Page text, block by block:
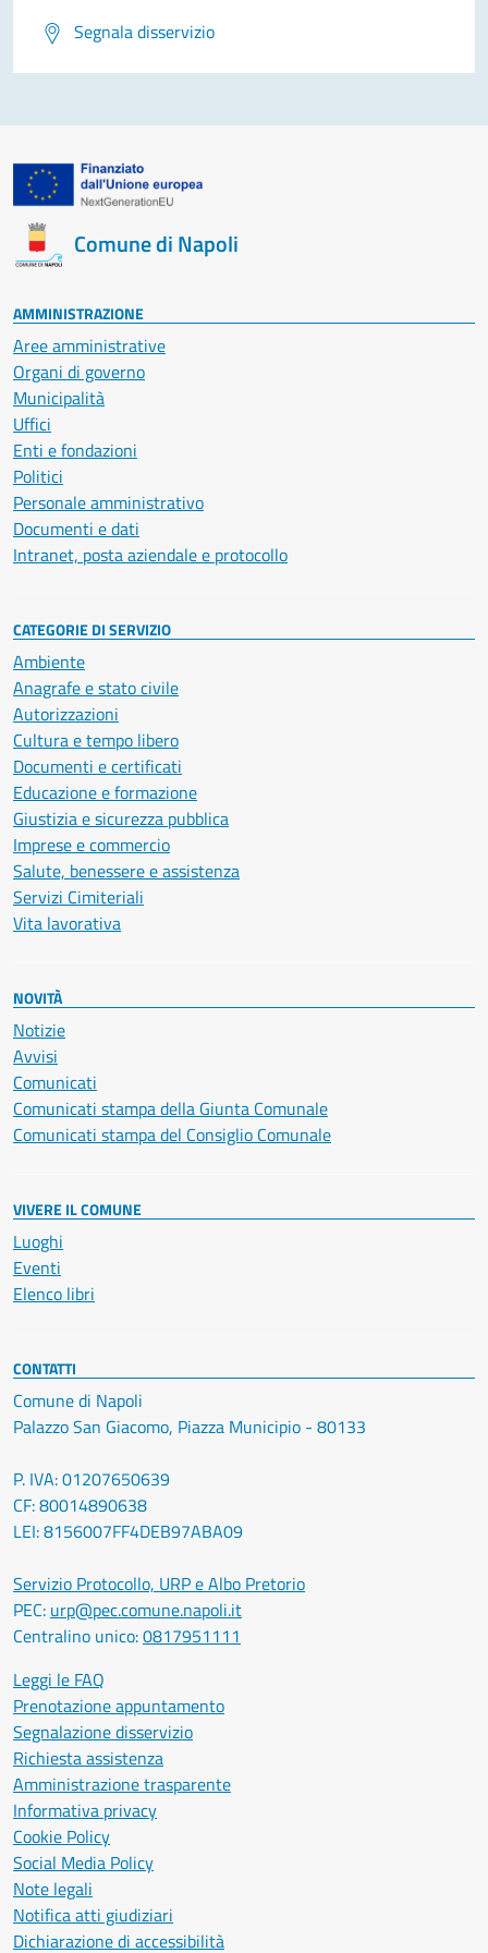
Segnala disservizio
Comune di Napoli
AMMINISTRAZIONE
Aree amministrative
Organi di governo
Municipalità
Uffici
Enti e fondazioni
Politici
Personale amministrativo
Documenti e dati
Intranet, posta aziendale e protocollo
CATEGORIE DI SERVIZIO
Ambiente
Anagrafe e stato civile
Autorizzazioni
Cultura e tempo libero
Documenti e certificati
Educazione e formazione
Giustizia e sicurezza pubblica
Imprese e commercio
Salute, benessere e assistenza
Servizi Cimiteriali
Vita lavorativa
NOVITÀ
Notizie
Avvisi
Comunicati
Comunicati stampa della Giunta Comunale
Comunicati stampa del Consiglio Comunale
VIVERE IL COMUNE
Luoghi
Eventi
Elenco libri
CONTATTI
Comune di Napoli
Palazzo San Giacomo, Piazza Municipio - 80133
P. IVA: 01207650639
CF: 80014890638
LEI: 8156007FF4DEB97ABA09
Servizio Protocollo, URP e Albo Pretorio
PEC: urp@pec.comune.napoli.it
Centralino unico:0817951111
Leggi le FAQ
Prenotazione appuntamento
Segnalazione disservizio
Richiesta assistenza
Amministrazione trasparente
Informativa privacy
Cookie Policy
Social Media Policy
Note legali
Notifica atti giudiziari
Dichiarazione di accessibilità